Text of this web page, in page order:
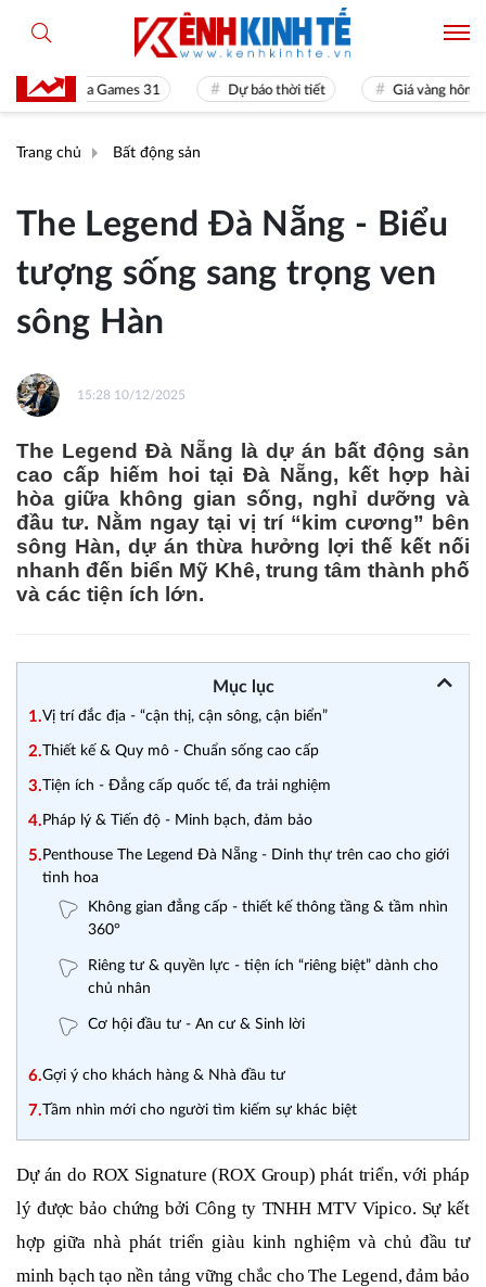
Sea Games 31 Dự báo thời tiết Giá vàng hôm nay
Trang chủ Bất động sản
The Legend Đà Nẵng - Biểu
tượng sống sang trọng ven
sông Hàn
15:28 10/12/2025
The Legend Đà Nẵng là dự án bất động sản
cao cấp hiếm hoi tại Đà Nẵng, kết hợp hài
hòa giữa không gian sống, nghỉ dưỡng và
đầu tư. Nằm ngay tại vị trí “kim cương” bên
sông Hàn, dự án thừa hưởng lợi thế kết nối
nhanh đến biển Mỹ Khê, trung tâm thành phố
và các tiện ích lớn.
Mục lục
1.Vị trí đắc địa - “cận thị, cận sông, cận biển”
2.Thiết kế & Quy mô - Chuẩn sống cao cấp
3.Tiện ích - Đẳng cấp quốc tế, đa trải nghiệm
4. Pháp lý & Tiến độ - Minh bạch, đảm bảo
5. Penthouse The Legend Đà Nẵng - Dinh thự trên cao cho giới
tinh hoa
Không gian đẳng cấp - thiết kế thông tầng & tầm nhìn
360°
Riêng tư & quyền lực - tiện ích “riêng biệt” dành cho
chủ nhân
Cơ hội đầu tư - An cư & Sinh lời
6.Gợi ý cho khách hàng & Nhà đầu tư
7.Tầm nhìn mới cho người tìm kiếm sự khác biệt
Dự án do ROX Signature (ROX Group) phát triển, với pháp
lý được bảo chứng bởi Công ty TNHH MTV Vipico. Sự kết
hợp giữa nhà phát triển giàu kinh nghiệm và chủ đầu tư
minh bạch tạo nền tảng vững chắc cho The Legend, đảm bảo